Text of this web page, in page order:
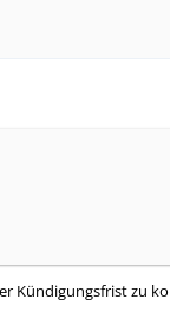
Kündigungsfrist zu